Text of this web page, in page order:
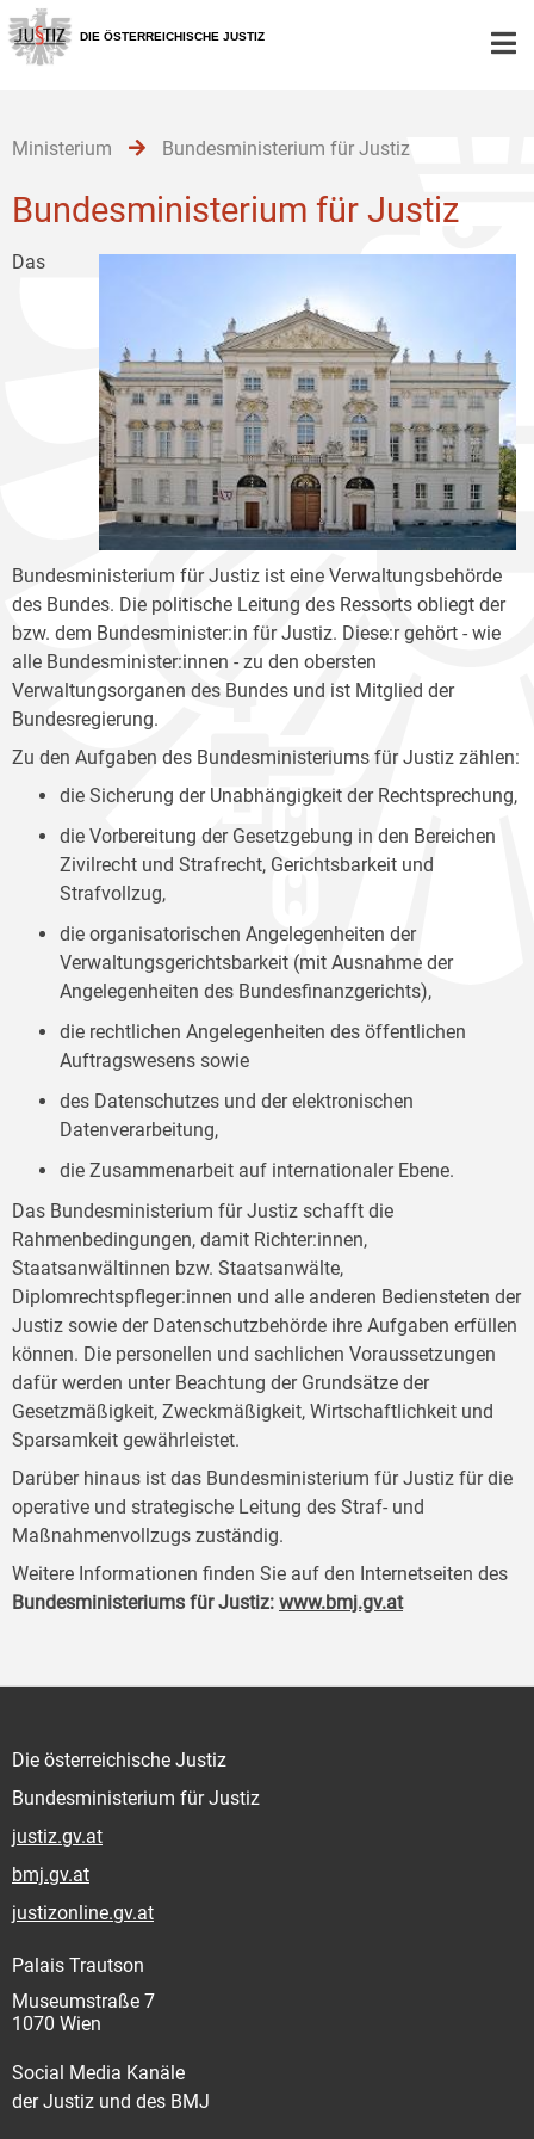
Zur
Hauptnavigation
[1]
Zum
Inhalt
[2]
Zum
Untermenü
[3]
DIE ÖSTERREICHISCHE JUSTIZ
Ministerium Bundesministerium für Justiz
Bundesministerium für Justiz
Das
Bundesministerium für Justiz ist eine Verwaltungsbehörde
des Bundes. Die politische Leitung des Ressorts obliegt der
bzw. dem Bundesminister:in für Justiz. Diese:r gehört - wie
alle Bundesminister:innen - zu den obersten
Verwaltungsorganen des Bundes und ist Mitglied der
Bundesregierung.
Zu den Aufgaben des Bundesministeriums für Justiz zählen:
die Sicherung der Unabhängigkeit der Rechtsprechung,
die Vorbereitung der Gesetzgebung in den Bereichen
Zivilrecht und Strafrecht, Gerichtsbarkeit und
Strafvollzug,
die organisatorischen Angelegenheiten der
Verwaltungsgerichtsbarkeit (mit Ausnahme der
Angelegenheiten des Bundesfinanzgerichts),
die rechtlichen Angelegenheiten des öffentlichen
Auftragswesens sowie
des Datenschutzes und der elektronischen
Datenverarbeitung,
die Zusammenarbeit auf internationaler Ebene.
Das Bundesministerium für Justiz schafft die
Rahmenbedingungen, damit Richter:innen,
Staatsanwältinnen bzw. Staatsanwälte,
Diplomrechtspfleger:innen und alle anderen Bediensteten der
Justiz sowie der Datenschutzbehörde ihre Aufgaben erfüllen
können. Die personellen und sachlichen Voraussetzungen
dafür werden unter Beachtung der Grundsätze der
Gesetzmäßigkeit, Zweckmäßigkeit, Wirtschaftlichkeit und
Sparsamkeit gewährleistet.
Darüber hinaus ist das Bundesministerium für Justiz für die
operative und strategische Leitung des Straf- und
Maßnahmenvollzugs zuständig.
Weitere Informationen finden Sie auf den Internetseiten des
Bundesministeriums für Justiz: www.bmj.gv.at
Die österreichische Justiz
Bundesministerium für Justiz
justiz.gv.at
bmj.gv.at
justizonline.gv.at
Palais Trautson
Museumstraße 7
1070 Wien
Social Media Kanäle
der Justiz und des BMJ